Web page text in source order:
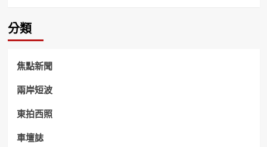
分類
焦點新聞
兩岸短波
東拍西照
車壇誌